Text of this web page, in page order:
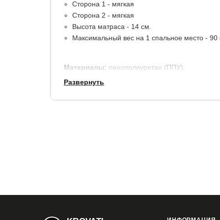
Сторона 1 - мягкая
Сторона 2 - мягкая
Высота матраса - 14 см.
Максимальный вес на 1 спальное место - 90
Материалы: пенополиуретан (ППУ).
В стандартную комплектацию входит чехол из
Развернуть